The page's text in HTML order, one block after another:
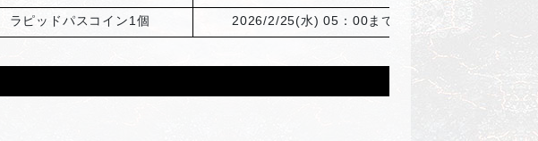
ラピッドパスコイン1個 2026/2/25(水) 05：00まで